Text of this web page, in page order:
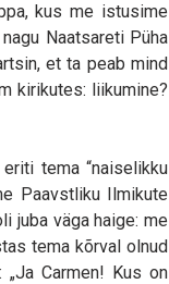
kus me istusime
Naatsareti Püha
et ta peab mind
kirikutes: liikumine?
tema “naiselikku
Paavstliku Ilmikute
juba väga haige: me
tema kõrval olnud
Carmen! Kus on